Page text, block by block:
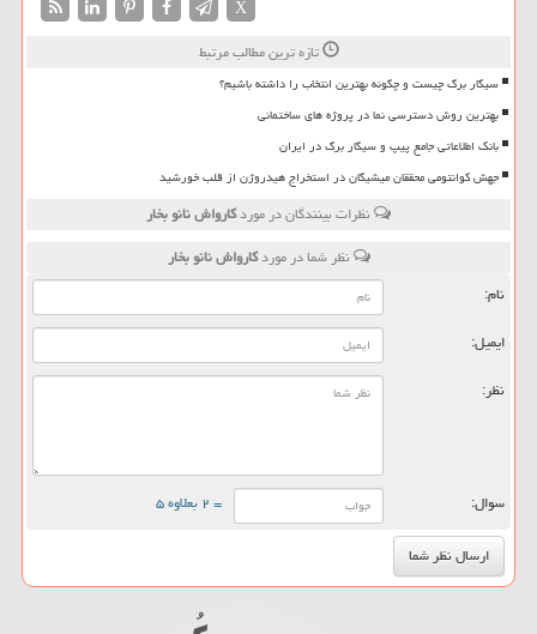
X
تازه ترین مطالب مرتبط
سیگار برگ چیست و چگونه بهترین انتخاب را داشته باشیم؟
بهترین روش دسترسی نما در پروژه های ساختمانی
بانک اطلاعاتی جامع پیپ و سیگار برگ در ایران
جهش کوانتومی محققان میشیگان در استخراج هیدروژن از قلب خورشید
نظرات بینندگان در موردكارواش نانو بخار
نظر شما در موردكارواش نانو بخار
نام:
ایمیل:
نظر:
سوال: = ۲ بعلاوه ۵